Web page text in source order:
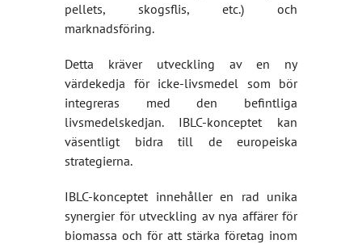
pellets, skogsflis, etc.) och
marknadsföring.
Detta kräver utveckling av en ny
värdekedja för icke-livsmedel som bör
integreras med den befintliga
livsmedelskedjan. IBLC-konceptet kan
väsentligt bidra till de europeiska
strategierna.
IBLC-konceptet innehåller en rad unika
synergier för utveckling av nya affärer för
biomassa och för att stärka företag inom